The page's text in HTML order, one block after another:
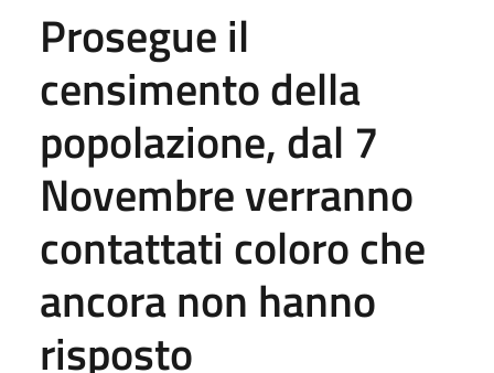
Prosegue il
censimento della
popolazione, dal 7
Novembre verranno
contattati coloro che
ancora non hanno
risposto